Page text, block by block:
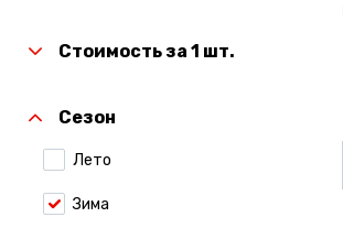
Стоимость за 1 шт.
Сезон
Лето
Зима